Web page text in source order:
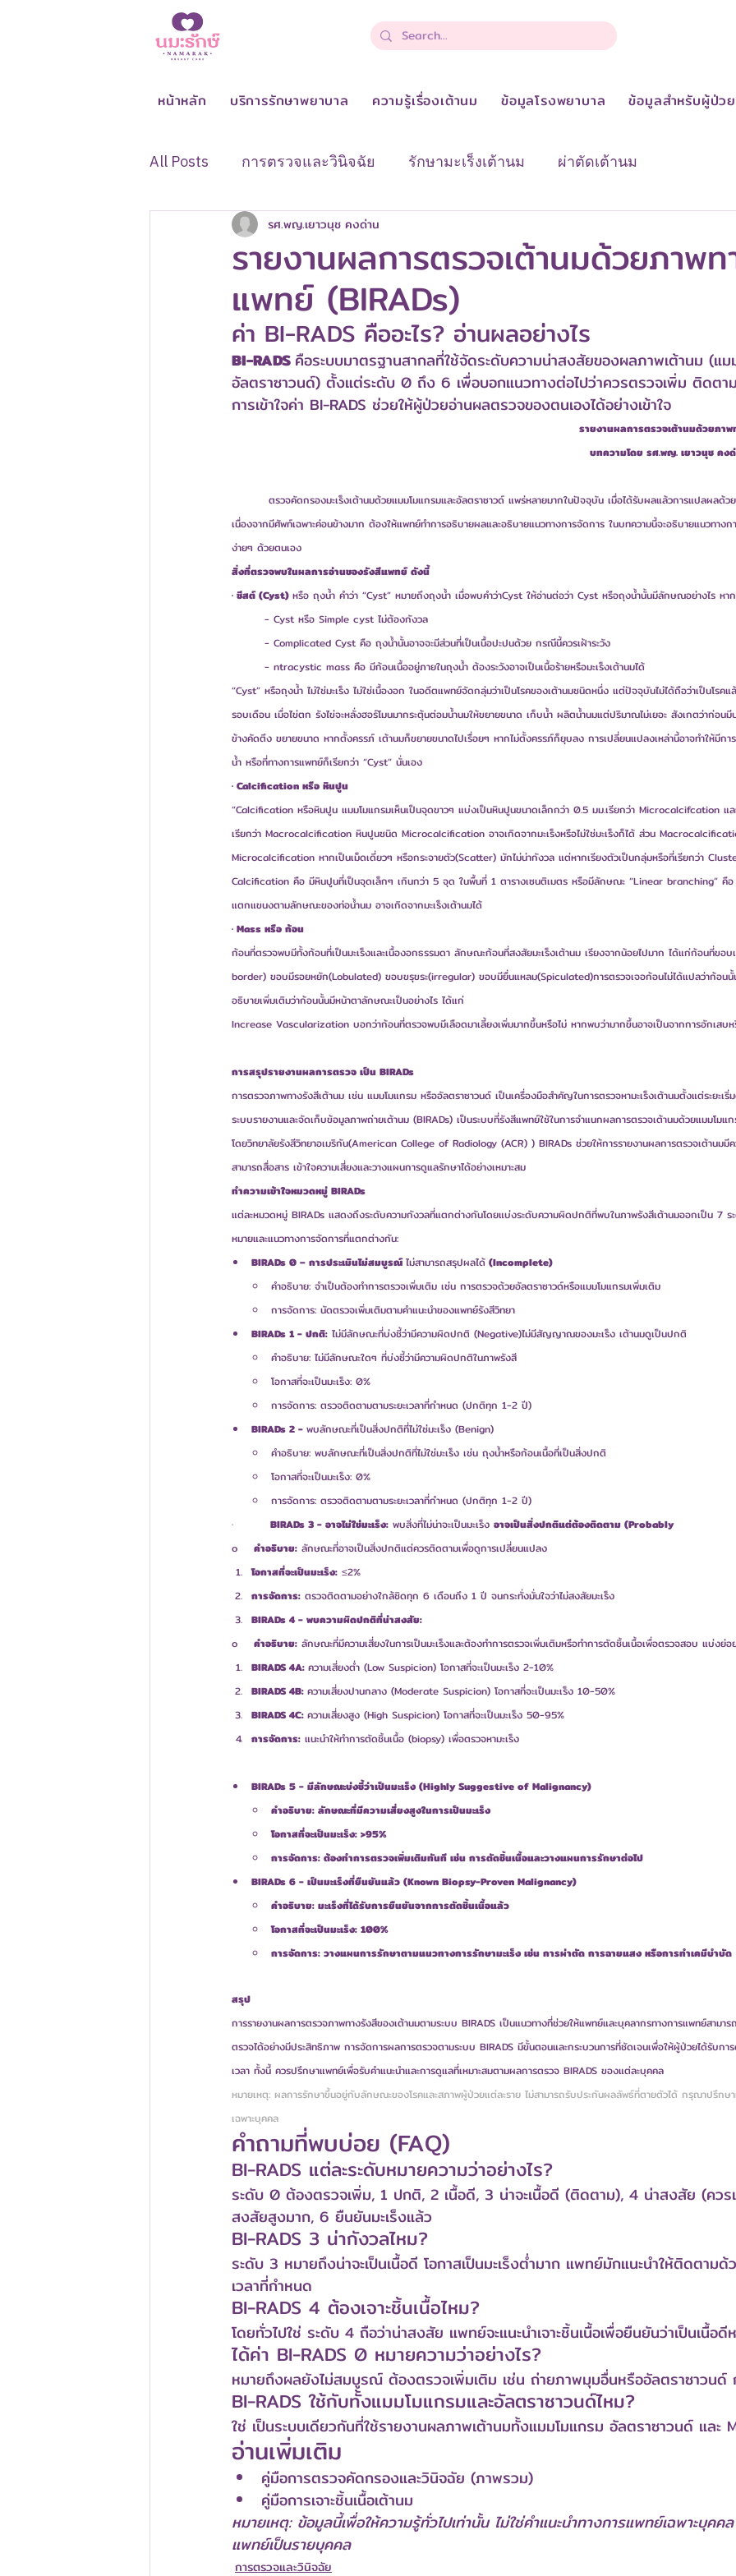
หน้าหลัก บริการรักษาพยาบาล ความรู้เรื่องเต้านม ข้อมูลโรงพยาบาล ข้อมูลสำหรับผู้ป่วย
All Posts การตรวจและวินิจฉัย รักษามะเร็งเต้านม ผ่าตัดเต้านม
อาการและสัญญาณผิดปกติของเต้านม
การดูแลระหว่างและหลังรักษา ความรู้เรื่องเต้านม
รายงานผลการตรวจเต้านมด้วยภาพท
แพทย์ (BIRADs)
รศ.พญ.เยาวนุช คงด่าน
ค่า BI-RADS คืออะไร? อ่านผลอย่างไร
BI-RADS คือระบบมาตรฐานสากลที่ใช้จัดระดับความน่าสงสัยของผลภาพเต้านม (แม
อัลตราซาวนด์) ตั้งแต่ระดับ 0 ถึง 6 เพื่อบอกแนวทางต่อไปว่าควรตรวจเพิ่ม ติดตาม
การเข้าใจค่า BI-RADS ช่วยให้ผู้ป่วยอ่านผลตรวจของตนเองได้อย่างเข้าใจ
รายงานผลการตรวจเต้านมด้วยภา
บทความโดย รศ.พญ. เยาวนุช ค
ตรวจคัดกรองมะเร็งเต้านมด้วยแมมโมแกรมและอัลตราซาวด์ แพร่หลายมากในปัจจุบัน เมื่อได้รับผลแล้วการแปลผลด้วย
เนื่องจากมีศัพท์เฉพาะค่อนข้างมาก ต้องให้แพทย์ทำการอธิบายผลและอธิบายแนวทางการจัดการ ในบทความนี้จะอธิบายแนวทางก
ง่ายๆ ด้วยตนเอง
สิ่งที่ตรวจพบในผลการอ่านของรังสีแพทย์ ดังนี้
· ซีสต์ (Cyst) หรือ ถุงน้ำ คำว่า “Cyst” หมายถึงถุงน้ำ เมื่อพบคำว่าCyst ให้อ่านต่อว่า Cyst หรือถุงน้ำนั้นมีลักษณอย่างไร หา
	- Cyst หรือ Simple cyst ไม่ต้องกังวล
	- Complicated Cyst คือ ถุงน้ำนั้นอาจจะมีส่วนที่เป็นเนื้อปะปนด้วย กรณีนี้ควรเฝ้าระวัง
	- ntracystic mass คือ มีก้อนเนื้ออยู่ภายในถุงน้ำ ต้องระวังอาจเป็นเนื้อร้ายหรือมะเร็งเต้านมได้
“Cyst” หรือถุงน้ำ ไม่ใช่มะเร็ง ไม่ใช่เนื้องอก ในอดีตแพทย์จัดกลุ่มว่าเป็นโรคของเต้านมชนิดหนึ่ง แต่ปัจจุบันไม่ได้ถือว่าเป็นโรค
รอบเดือน เมื่อไข่ตก รังไข่จะหลั่งฮอร์โมนมากระตุ้นต่อมน้ำนมให้ขยายขนาด เก็บน้ำ ผลิตน้ำนมแต่ปริมาณไม่เยอะ สังเกตว่าก่อนมี
ข้างคัดตึง ขยายขนาด หากตั้งครรภ์ เต้านมก็ขยายขนาดไปเรื่อยๆ หากไม่ตั้งครรภ์ก็ยุบลง การเปลี่ยนแปลงเหล่านี้อาจทำให้มีก
น้ำ หรือที่ทางการแพทย์ก็เรียกว่า “Cyst” นั่นเอง
· Calcification หรือ หินปูน
“Calcification หรือหินปูน แมมโมแกรมเห็นเป็นจุดขาวๆ แบ่งเป็นหินปูนขนาดเล็กกว่า 0.5 มม.เรียกว่า Microcalcifcation แ
เรียกว่า Macrocalcification หินปูนชนิด Microcalcification อาจเกิดจากมะเร็งหรือไม่ใช่มะเร็งก็ได้ ส่วน
Microcalcification หากเป็นเม็ดเดี่ยวๆ หรือกระจายตัว(Scatter) มักไม่น่ากังวล แต่หากเรียงตัวเป็นกลุ่มหรือที่เรียกว่า
Calcification คือ มีหินปูนที่เป็นจุดเล็กๆ เกินกว่า 5 จุด ในพื้นที่ 1 ตารางเซนติเมตร หรือมีลักษณะ “Linear branching” คื
แตกแขนงตามลักษณะของท่อน้ำนม อาจเกิดจากมะเร็งเต้านมได้
· Mass หรือ ก้อน
ก้อนที่ตรวจพบมีทั้งก้อนที่เป็นมะเร็งและเนื้องอกธรรมดา ลักษณะก้อนที่สงสัยมะเร็งเต้านม เรียงจากน้อยไปมาก ได้แก่ก้อนที่ขอ
border) ขอบมีรอยหยัก(Lobulated) ขอบขรุขระ(irregular) ขอบมียื่นแหลม(Spiculated)การตรวจเจอก้อนไม่ได้แปลว่าก้อนนั้น
อธิบายเพิ่มเติมว่าก้อนนั้นมีหน้าตาลักษณะเป็นอย่างไร ได้แก่
Increase Vascularization บอกว่าก้อนที่ตรวจพบมีเลือดมาเลี้ยงเพิ่มมากขึ้นหรือไม่ หากพบว่ามากขึ้นอาจเป็นจากการอักเสบห
การสรุปรายงานผลการตรวจ เป็น BIRADs
การตรวจภาพทางรังสีเต้านม เช่น แมมโมแกรม หรืออัลตราซาวนด์ เป็นเครื่องมือสำคัญในการตรวจหามะเร็งเต้านมตั้งแต่ระยะเ
ระบบรายงานและจัดเก็บข้อมูลภาพถ่ายเต้านม (BIRADs) เป็นระบบที่รังสีแพทย์ใช้ในการจำแนกผลการตรวจเต้านมด้วยแมมโม
โดยวิทยาลัยรังสีวิทยาอเมริกัน(American College of Radiology (ACR) ) BIRADs ช่วยให้การรายงานผลการตรวจเต้านมมีค
สามารถสื่อสาร เข้าใจความเสี่ยงและวางแผนการดูแลรักษาได้อย่างเหมาะสม
ทำความเข้าใจหมวดหมู่ BIRADs
แต่ละหมวดหมู่ BIRADs แสดงถึงระดับความกังวลที่แตกต่างกันโดยแบ่งระดับความผิดปกติที่พบในภาพรังสีเต้านมออกเป็น 7 ร
หมายและแนวทางการจัดการที่แตกต่างกัน:
BIRADs 0 – การประเมินไม่สมบูรณ์ ไม่สามารถสรุปผลได้ (Incomplete)
คำอธิบาย: จำเป็นต้องทำการตรวจเพิ่มเติม เช่น การตรวจด้วยอัลตราซาวด์หรือแมมโมแกรมเพิ่มเติม
การจัดการ: นัดตรวจเพิ่มเติมตามคำแนะนำของแพทย์รังสีวิทยา
BIRADs 1 - ปกติ: ไม่มีลักษณะที่บ่งชี้ว่ามีความผิดปกติ (Negative)ไม่มีสัญญาณของมะเร็ง เต้านมดูเป็นปกติ
คำอธิบาย: ไม่มีลักษณะใดๆ ที่บ่งชี้ว่ามีความผิดปกติในภาพรังสี
โอกาสที่จะเป็นมะเร็ง: 0%
การจัดการ: ตรวจติดตามตามระยะเวลาที่กำหนด (ปกติทุก 1-2 ปี)
BIRADs 2 - พบลักษณะที่เป็นสิ่งปกติที่ไม่ใช่มะเร็ง (Benign)
คำอธิบาย: พบลักษณะที่เป็นสิ่งปกติที่ไม่ใช่มะเร็ง เช่น ถุงน้ำหรือก้อนเนื้อที่เป็นสิ่งปกติ
โอกาสที่จะเป็นมะเร็ง: 0%
การจัดการ: ตรวจติดตามตามระยะเวลาที่กำหนด (ปกติทุก 1-2 ปี)
· BIRADs 3 - อาจไม่ใช่มะเร็ง: พบสิ่งที่ไม่น่าจะเป็นมะเร็ง อาจเป็นสิ่งปกติแต่ต้องติดตาม (Probably
o คำอธิบาย: ลักษณะที่อาจเป็นสิ่งปกติแต่ควรติดตามเพื่อดูการเปลี่ยนแปลง
โอกาสที่จะเป็นมะเร็ง: ≤2%
การจัดการ: ตรวจติดตามอย่างใกล้ชิดทุก 6 เดือนถึง 1 ปี จนกระทั่งมั่นใจว่าไม่สงสัยมะเร็ง
BIRADs 4 - พบความผิดปกติที่น่าสงสัย:
o คำอธิบาย: ลักษณะที่มีความเสี่ยงในการเป็นมะเร็งและต้องทำการตรวจเพิ่มเติมหรือทำการตัดชิ้นเนื้อเพื่อตรวจสอบ แบ่งย่อ
BIRADS 4A: ความเสี่ยงต่ำ (Low Suspicion) โอกาสที่จะเป็นมะเร็ง 2-10%
BIRADS 4B: ความเสี่ยงปานกลาง (Moderate Suspicion) โอกาสที่จะเป็นมะเร็ง 10-50%
BIRADS 4C: ความเสี่ยงสูง (High Suspicion) โอกาสที่จะเป็นมะเร็ง 50-95%
การจัดการ: แนะนำให้ทำการตัดชิ้นเนื้อ (biopsy) เพื่อตรวจหามะเร็ง
BIRADs 5 - มีลักษณะบ่งชี้ว่าเป็นมะเร็ง (Highly Suggestive of Malignancy)
คำอธิบาย: ลักษณะที่มีความเสี่ยงสูงในการเป็นมะเร็ง
โอกาสที่จะเป็นมะเร็ง: >95%
การจัดการ: ต้องทำการตรวจเพิ่มเติมทันที เช่น การตัดชิ้นเนื้อและวางแผนการรักษาต่อไป
BIRADs 6 - เป็นมะเร็งที่ยืนยันแล้ว (Known Biopsy-Proven Malignancy)
คำอธิบาย: มะเร็งที่ได้รับการยืนยันจากการตัดชิ้นเนื้อแล้ว
โอกาสที่จะเป็นมะเร็ง: 100%
การจัดการ: วางแผนการรักษาตามแนวทางการรักษามะเร็ง เช่น การผ่าตัด การฉายแสง หรือการทำเคมีบำบัด
สรุป
การรายงานผลการตรวจภาพทางรังสีของเต้านมตามระบบ BIRADS เป็นแนวทางที่ช่วยให้แพทย์และบุคลากรทางการแพทย์สามา
ตรวจได้อย่างมีประสิทธิภาพ การจัดการผลการตรวจตามระบบ BIRADS มีขั้นตอนและกระบวนการที่ชัดเจนเพื่อให้ผู้ป่วยได้รับการ
เวลา ทั้งนี้ ควรปรึกษาแพทย์เพื่อรับคำแนะนำและการดูแลที่เหมาะสมตามผลการตรวจ BIRADS ของแต่ละบุคคล
หมายเหตุ: ผลการรักษาขึ้นอยู่กับลักษณะของโรคและสภาพผู้ป่วยแต่ละราย ไม่สามารถรับประกันผลลัพธ์ที่ตายตัวได้ กรุณาปรึกษ
เฉพาะบุคคล
คำถามที่พบบ่อย (FAQ)
BI-RADS แต่ละระดับหมายความว่าอย่างไร?
ระดับ 0 ต้องตรวจเพิ่ม, 1 ปกติ, 2 เนื้อดี, 3 น่าจะเนื้อดี (ติดตาม), 4 น่าสงสัย (ควรเ
สงสัยสูงมาก, 6 ยืนยันมะเร็งแล้ว
BI-RADS 3 น่ากังวลไหม?
ระดับ 3 หมายถึงน่าจะเป็นเนื้อดี โอกาสเป็นมะเร็งต่ำมาก แพทย์มักแนะนำให้ติดตามด้
เวลาที่กำหนด
BI-RADS 4 ต้องเจาะชิ้นเนื้อไหม?
โดยทั่วไปใช่ ระดับ 4 ถือว่าน่าสงสัย แพทย์จะแนะนำเจาะชิ้นเนื้อเพื่อยืนยันว่าเป็นเนื้อดี
ได้ค่า BI-RADS 0 หมายความว่าอย่างไร?
หมายถึงผลยังไม่สมบูรณ์ ต้องตรวจเพิ่มเติม เช่น ถ่ายภาพมุมอื่นหรืออัลตราซาวนด์
BI-RADS ใช้กับทั้งแมมโมแกรมและอัลตราซาวนด์ไหม?
ใช่ เป็นระบบเดียวกันที่ใช้รายงานผลภาพเต้านมทั้งแมมโมแกรม อัลตราซาวนด์ และ
อ่านเพิ่มเติม
คู่มือการตรวจคัดกรองและวินิจฉัย (ภาพรวม)
คู่มือการเจาะชิ้นเนื้อเต้านม
หมายเหตุ: ข้อมูลนี้เพื่อให้ความรู้ทั่วไปเท่านั้น ไม่ใช่คำแนะนำทางการแพทย์เฉพาะบุค
แพทย์เป็นรายบุคคล
การตรวจและวินิจฉัย